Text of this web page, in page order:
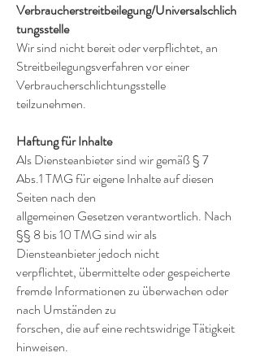
Verbraucherstreitbeilegung/Universalschlich
tungsstelle
Wir sind nicht bereit oder verpflichtet, an
Streitbeilegungsverfahren vor einer
Verbraucherschlichtungsstelle
teilzunehmen.
Haftung für Inhalte
Als Diensteanbieter sind wir gemäß § 7
Abs.1 TMG für eigene Inhalte auf diesen
Seiten nach den
allgemeinen Gesetzen verantwortlich. Nach
§§ 8 bis 10 TMG sind wir als
Diensteanbieter jedoch nicht
verpflichtet, übermittelte oder gespeicherte
fremde Informationen zu überwachen oder
nach Umständen zu
forschen, die auf eine rechtswidrige Tätigkeit
hinweisen.